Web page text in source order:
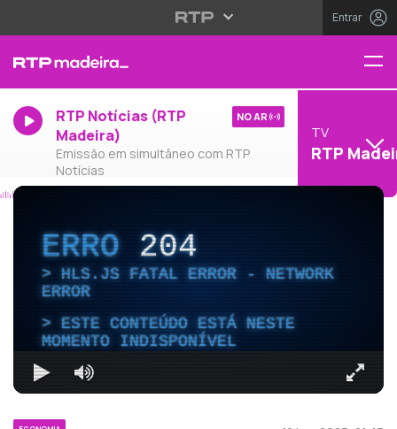
Entrar
RTP Notícias (RTP
Madeira)
Emissão em simultâneo com RTP
Notícias
NO AR
TV
RTP
ERRO204
HLS.JS FATAL ERROR - NETWORK
ERROR
ESTE CONTEÚDO ESTÁ NESTE
MOMENTO INDISPONÍVEL